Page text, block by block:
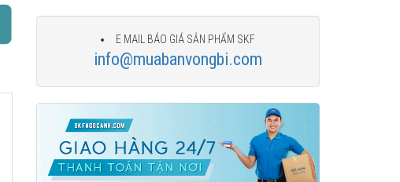
E MAIL BÁO GIÁ SẢN PHẨM SKF
info@muabanvongbi.com